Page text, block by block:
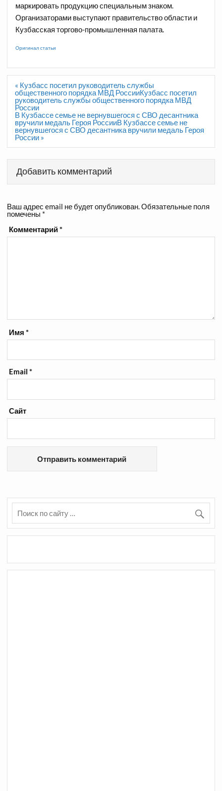
маркировать продукцию специальным знаком.
Организаторами выступают правительство области и
Кузбасская торгово-промышленная палата.
Оригинал статьи
Навигация
по
записям
« Кузбасс посетил руководитель службы
общественного порядка МВД РоссииКузбасс посетил
руководитель службы общественного порядка МВД
России
В Кузбассе семье не вернувшегося с СВО десантника
вручили медаль Героя РоссииВ Кузбассе семье не
вернувшегося с СВО десантника вручили медаль Героя
России »
Добавить комментарий
Ваш адрес email не будет опубликован.Обязательные поля
помечены *
Комментарий*
Имя*
Email*
Сайт